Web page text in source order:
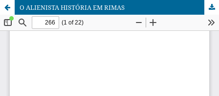
O ALIENISTA HISTÓRIA EM RIMAS